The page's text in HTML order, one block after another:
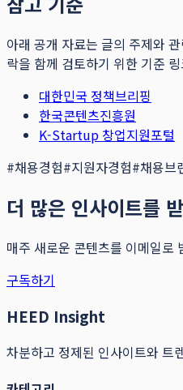
아래 공개 자료는 글의 주제와
락을 함께 검토하기 위한 기준
대한민국 정책브리핑
한국콘텐츠진흥원
K-Startup 창업지원포털
#채용경험#지원자경험#채용브
더 많은 인사이트를
매주 새로운 콘텐츠를 이메일로
구독하기
HEED Insight
차분하고 정제된 인사이트와 트